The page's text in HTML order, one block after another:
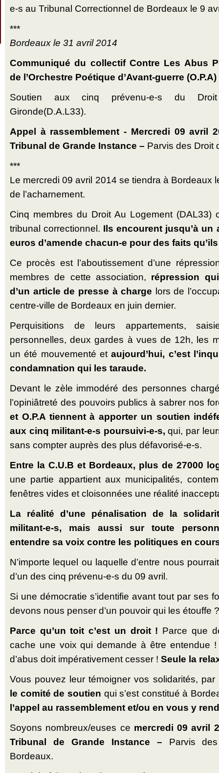
e-s au Tribunal Correctionnel de Bordeaux le 9
***
Bordeaux le 31 avril 2014
Communiqué du collectif Contre Les Abus
de l’Orchestre Poétique d’Avant-guerre (O.P.A)
Soutien aux cinq prévenu-e-s du
Gironde(D.A.L33).
Appel à rassemblement - Mercredi 09 avril
Tribunal de Grande Instance – Parvis des Droit
***
Le mercredi 09 avril 2014 se tiendra à Bordeaux
de l’acharnement.
Cinq membres du Droit Au Logement (DAL33)
tribunal correctionnel. Ils encourent jusqu’à un
euros d’amende chacun-e pour des faits
Ce procès est l’aboutissement d’une
membres de cette association, répression
d’un article de presse à charge lors de
centre-ville de Bordeaux en juin dernier.
Perquisitions de leurs appartements,
personnelles, deux gardes à vues de 12h, les
un été mouvementé etaujourd’hui, c’est
condamnation qui les taraude.
Devant le zèle immodéré des personnes
l’opiniâtreté des pouvoirs publics à sabrer nos
et O.P.A tiennent à apporter un soutien
aux cinq militant-e-s poursuivi-e-s, qui, par
sans compter auprès des plus défavorisé-e-s.
Entre la C.U.B et Bordeaux, plus de 27000
une partie appartient aux municipalités,
fenêtres vides et cloisonnées une réalité
La réalité d’une pénalisation de la
militant-e-s, mais aussi sur toute
entendre sa voix contre les politiques en
N’importe lequel ou laquelle d’entre nous
d’un des cinq prévenu-e-s du 09 avril.
Si une démocratie s’identifie avant tout par ses
devons nous penser d’un pouvoir qui les étouffe ?
Parce qu’un toit c’est un droit ! Parce que
cache une voix qui demande à être entendue
d’abus doit impérativement cesser ! Seule la
Vous pouvez leur témoigner vos solidarités,
le comité de soutien qui s’est constitué à
l’appel au rassemblement et/ou en vous y
Soyons nombreux/euses ce mercredi 09 avril
Tribunal de Grande Instance – Parvis
Bordeaux.